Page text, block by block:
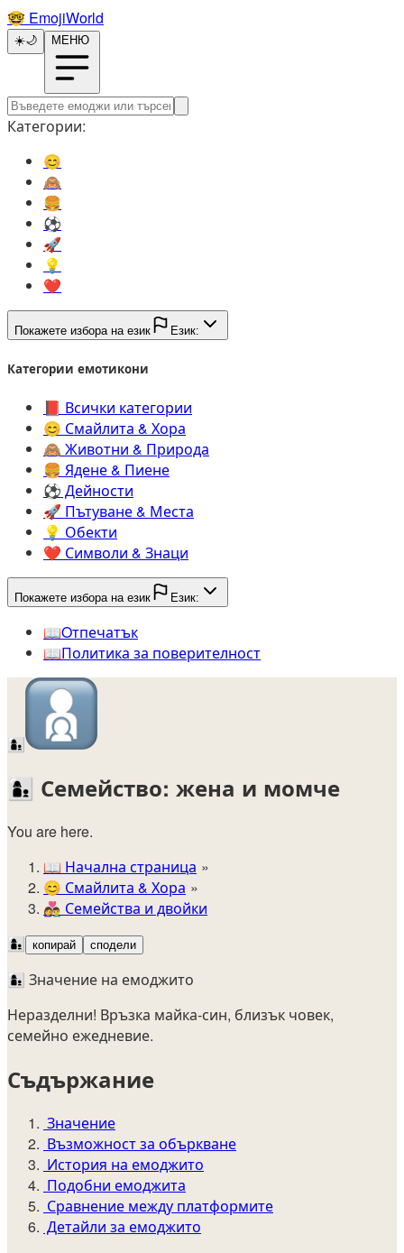
🤓️ EmojiWorld
☀️🌙 МЕНЮ
Категории:
😊️
🙈️
🍔️
⚽️
🚀️
💡️
❤️
Покажете избора на език Език:
Категории емотикони
📕️ Всички категории
😊️ Смайлита & Хора
🙈️ Животни & Природа
🍔️ Ядене & Пиене
⚽️ Дейности
🚀️ Пътуване & Места
💡️ Обекти
❤️ Символи & Знаци
Покажете избора на език Език:
📖️Oтпечатък
📖️Политика за поверителност
👩‍👦
👩‍👦 Семейство: жена и момче
You are here.
📖 Начална страница
😊️ Смайлита & Хора
👩‍❤️‍👨 Семейства и двойки
👩‍👦 копирай сподели
👩‍👦 Значение на емоджито
Неразделни! Връзка майка-син, близък човек,
семейно ежедневие.
Съдържание
Значение
Възможност за объркване
История на емоджито
Подобни емоджита
Сравнение между платформите
Детайли за емоджито